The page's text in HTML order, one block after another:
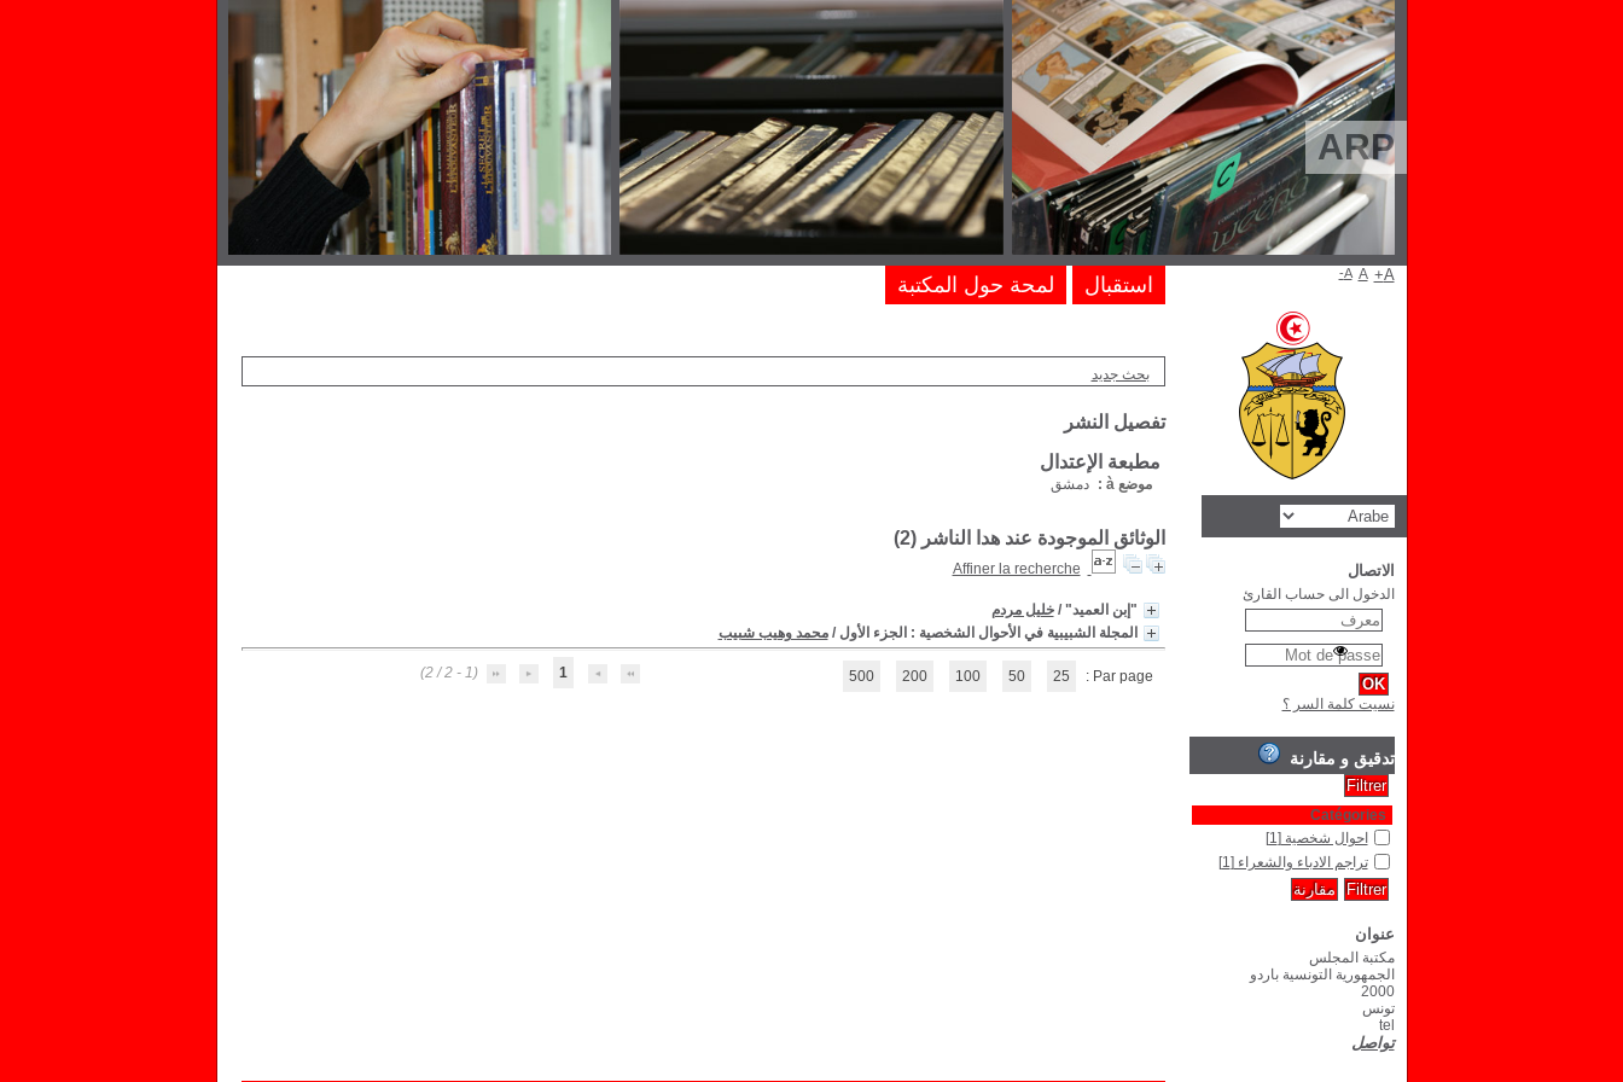
ARP
بحث جديد
تفصيل النشر
مطبعة الإعتدال
موضع à : دمشق
الوثائق الموجودة عند هدا الناشر (2
)
Affiner la recherche
"إبن العميد" /خليل مردم
المجلة الشبيبية في الأحوال الشخصية : الجزء الأول /محمد وهيب شبيب
1
(1 - 2 / 2) Par page :
25
50
100
200
500
استقبال لمحة حول المكتبة A- A A+
الاتصال
الدخول الى حساب القارئ
نسيت كلمة السر ؟
تدقيق و مقارنة
Catégories
احوال شخصية [1]
تراجم الادباء والشعراء [1]
عنوان
مكتبة المجلس
الجمهورية التونسية باردو
2000
تونس
tel
تواصل